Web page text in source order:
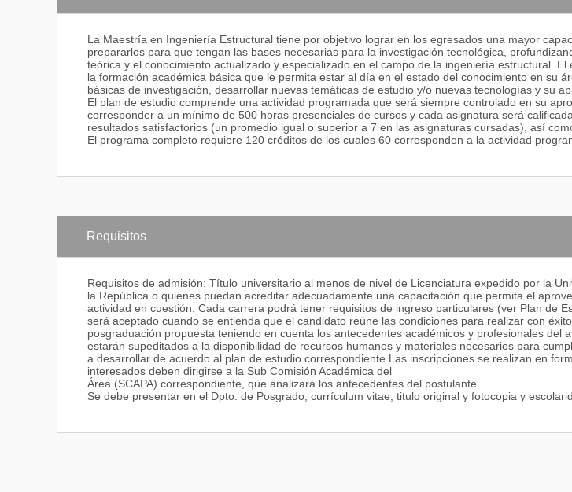
La Maestría en Ingeniería Estructural tiene por objetivo lograr en los egresados una mayor
prepararlos para que tengan las bases necesarias para la investigación tecnológica,
teórica y el conocimiento actualizado y especializado en el campo de la ingeniería estructural. El
la formación académica básica que le permita estar al día en el estado del conocimiento en su
básicas de investigación, desarrollar nuevas temáticas de estudio y/o nuevas tecnologías y su
El plan de estudio comprende una actividad programada que será siempre controlado en su
corresponder a un mínimo de 500 horas presenciales de cursos y cada asignatura será
resultados satisfactorios (un promedio igual o superior a 7 en las asignaturas cursadas), así
El programa completo requiere 120 créditos de los cuales 60 corresponden a la actividad
Requisitos
Requisitos de admisión: Título universitario al menos de nivel de Licenciatura expedido por la
la República o quienes puedan acreditar adecuadamente una capacitación que permita el
actividad en cuestión. Cada carrera podrá tener requisitos de ingreso particulares (ver Plan de
será aceptado cuando se entienda que el candidato reúne las condiciones para realizar con
posgraduación propuesta teniendo en cuenta los antecedentes académicos y profesionales del
estarán supeditados a la disponibilidad de recursos humanos y materiales necesarios para
a desarrollar de acuerdo al plan de estudio correspondiente.Las inscripciones se realizan en
interesados deben dirigirse a la Sub Comisión Académica del
Área (SCAPA) correspondiente, que analizará los antecedentes del postulante.
Se debe presentar en el Dpto. de Posgrado, currículum vitae, titulo original y fotocopia y